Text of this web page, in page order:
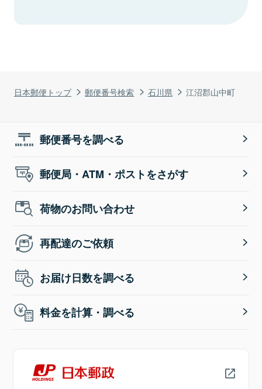
日本郵便トップ 郵便番号検索 石川県 江沼郡山中町
郵便番号を調べる
郵便局・ATM・ポストをさがす
荷物のお問い合わせ
再配達のご依頼
お届け日数を調べる
料金を計算・調べる